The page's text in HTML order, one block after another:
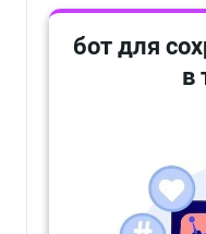
бот для
в